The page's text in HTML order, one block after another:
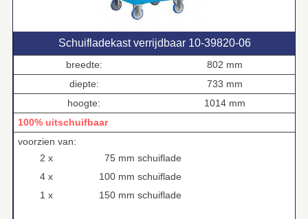
Schuifladekast verrijdbaar 10‑39820‑06
breedte:
802 mm
diepte:
733 mm
hoogte:
1014 mm
100% uitschuifbaar
voorzien van:
2 x
75 mm schuiflade
4 x
100 mm schuiflade
1 x
150 mm schuiflade